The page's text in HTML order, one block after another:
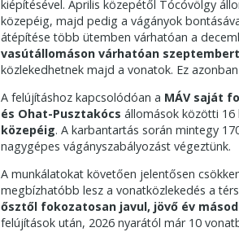
kiépítésével. Április közepétől Tócóvölgy
közepéig, majd pedig a vágányok
átépítése több ütemben várhatóan a
vasútállomáson várhatóan
közlekedhetnek majd a vonatok. Ez
A felújításhoz kapcsolódóan a MÁV saját
és Ohat-Pusztakócs állomások közötti 16
közepéig. A karbantartás során mintegy
nagygépes vágányszabályozást végeztünk.
A munkálatokat követően jelentősen
megbízhatóbb lesz a vonatközlekedés a
ősztől fokozatosan javul, jövő év
felújítások után, 2026 nyarától már 10